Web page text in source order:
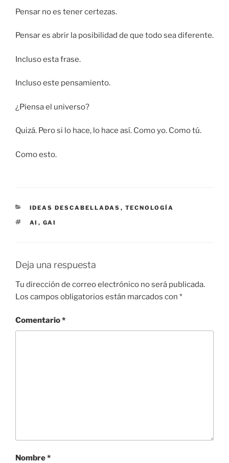
Pensar no es tener certezas.
Pensar es abrir la posibilidad de que todo sea diferente.
Incluso esta frase.
Incluso este pensamiento.
¿Piensa el universo?
Quizá. Pero si lo hace, lo hace así. Como yo. Como tú.
Como esto.
CATEGORÍAS
IDEAS DESCABELLADAS , TECNOLOGÍA
ETIQUETAS
AI , GAI
Deja una respuesta
Tu dirección de correo electrónico no será publicada.
Los campos obligatorios están marcados con *
Comentario*
Nombre*